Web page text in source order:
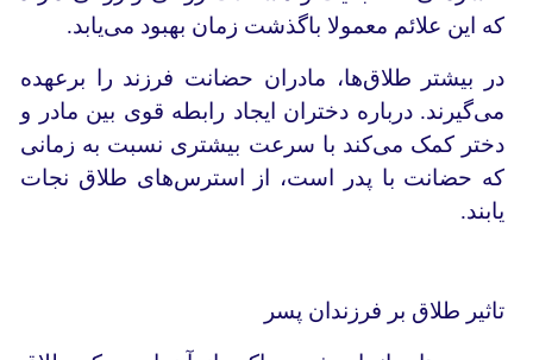
که این علائم معمولا باگذشت زمان بهبود می‌یابد.
در بیشتر طلاق‌ها، مادران حضانت فرزند را بر‌عهده
می‌گیرند. درباره دختران ایجاد رابطه قوی بین مادر و
دختر کمک می‌کند با سرعت بیشتری نسبت به زمانی
که حضانت با پدر است، از استرس‌های طلاق نجات
یابند.
تاثیر طلاق بر فرزندان پسر